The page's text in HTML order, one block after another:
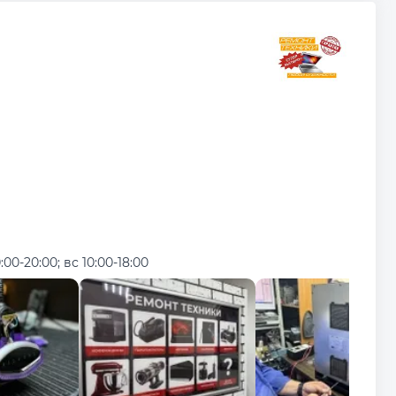
20:00; вс 10:00-18:00